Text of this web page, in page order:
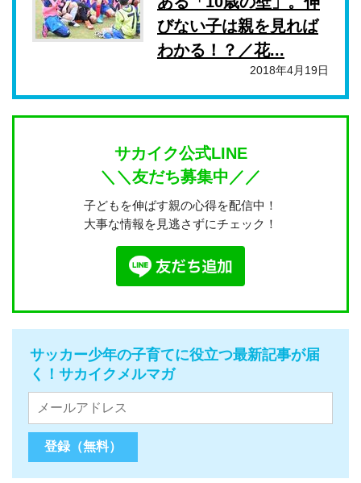
びない子は親を見れば
わかる！？／花...
2018年4月19日
サカイク公式LINE
＼＼友だち募集中／／
子どもを伸ばす親の心得を配信中！
大事な情報を見逃さずにチェック！
サッカー少年の子育てに役立つ最新記事が届
く！サカイクメルマガ